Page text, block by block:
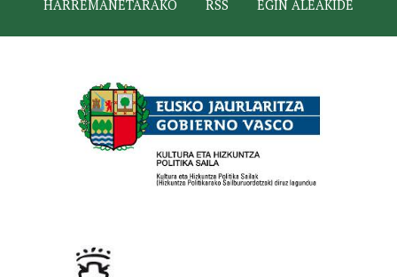
HARREMANETARAKO
RSS EGIN ALEAKIDE